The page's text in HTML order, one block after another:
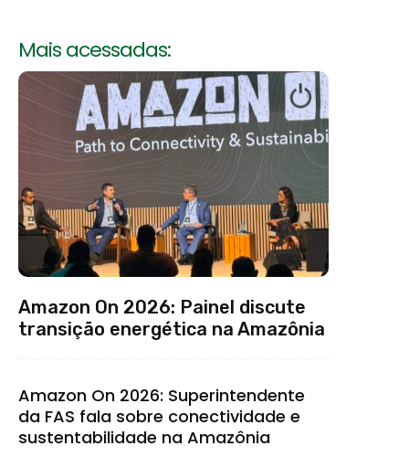
Mais acessadas:
Amazon On 2026: Painel discute
transição energética na Amazônia
Amazon On 2026: Superintendente
da FAS fala sobre conectividade e
sustentabilidade na Amazônia